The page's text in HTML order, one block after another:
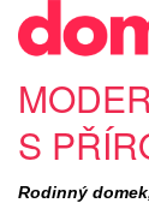
S
Rodinný